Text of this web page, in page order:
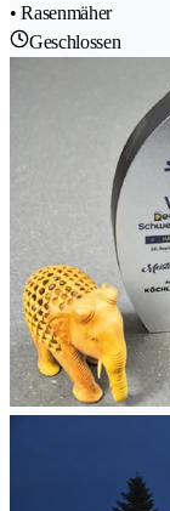
• Rasenmäher
Geschlossen